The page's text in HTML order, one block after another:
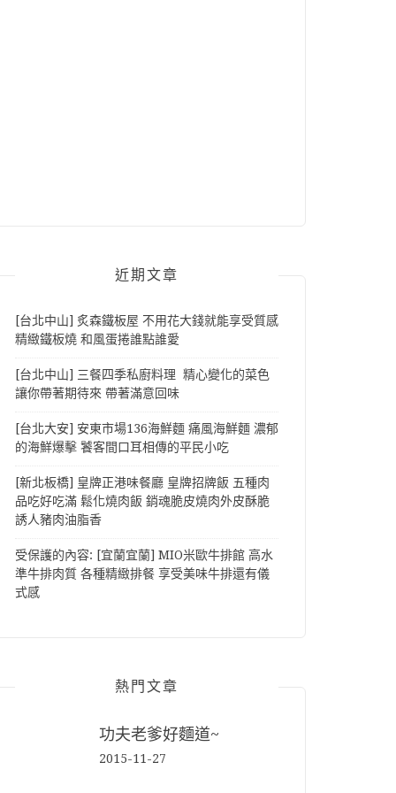
近期文章
[台北中山] 炙森鐵板屋 不用花大錢就能享受質感
精緻鐵板燒 和風蛋捲誰點誰愛
[台北中山] 三餐四季私廚料理 精心變化的菜色
讓你帶著期待來 帶著滿意回味
[台北大安] 安東市場136海鮮麵 痛風海鮮麵 濃郁
的海鮮爆擊 饕客間口耳相傳的平民小吃
[新北板橋] 皇牌正港味餐廳 皇牌招牌飯 五種肉
品吃好吃滿 鬆化燒肉飯 銷魂脆皮燒肉外皮酥脆
誘人豬肉油脂香
受保護的內容: [宜蘭宜蘭] MIO米歐牛排館 高水
準牛排肉質 各種精緻排餐 享受美味牛排還有儀
式感
熱門文章
功夫老爹好麵道~
2015-11-27